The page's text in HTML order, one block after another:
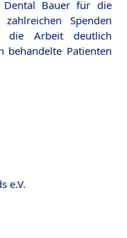
Dental Bauer für die
Spenden
die Arbeit deutlich
Patienten
e.V.